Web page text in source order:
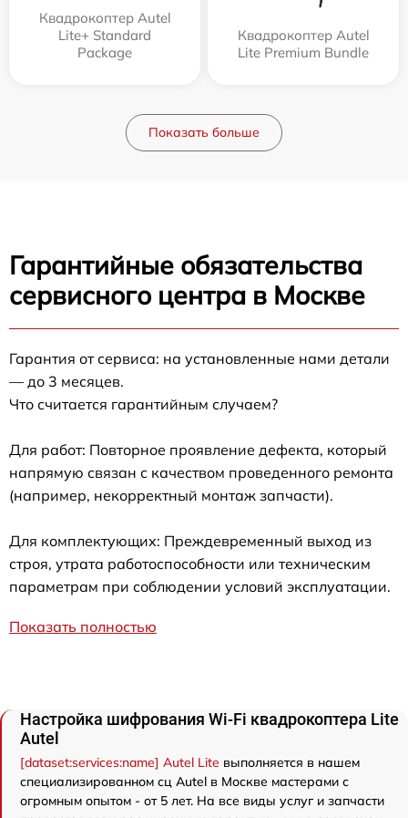
Квадрокоптер Autel
Lite+ Standard
Package
Квадрокоптер Autel
Lite Premium Bundle
Показать больше
Гарантийные обязательства
сервисного центра в Москве
Гарантия от сервиса: на установленные нами детали
— до 3 месяцев.
Что считается гарантийным случаем?
Для работ: Повторное проявление дефекта, который
напрямую связан с качеством проведенного ремонта
(например, некорректный монтаж запчасти).
Для комплектующих: Преждевременный выход из
строя, утрата работоспособности или техническим
параметрам при соблюдении условий эксплуатации.
Показать полностью
Настройка шифрования Wi-Fi квадрокоптера Lite
Autel
[dataset:services:name] Autel Lite выполняется в нашем
специализированном сц Autel в Москве мастерами с
огромным опытом - от 5 лет. На все виды услуг и запчасти